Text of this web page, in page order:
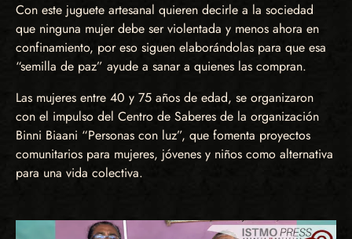
Con este juguete artesanal quieren decirle a la sociedad
que ninguna mujer debe ser violentada y menos ahora en
confinamiento, por eso siguen elaborándolas para que esa
“semilla de paz” ayude a sanar a quienes las compran.
Las mujeres entre 40 y 75 años de edad, se organizaron
con el impulso del Centro de Saberes de la organización
Binni Biaani “Personas con luz”, que fomenta proyectos
comunitarios para mujeres, jóvenes y niños como alternativa
para una vida colectiva.